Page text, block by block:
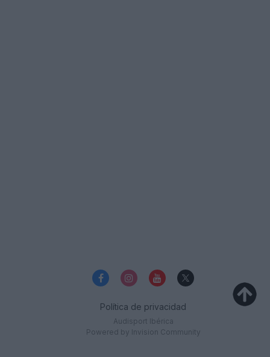
Política de privacidad
Audisport Ibérica
Powered by Invision Community